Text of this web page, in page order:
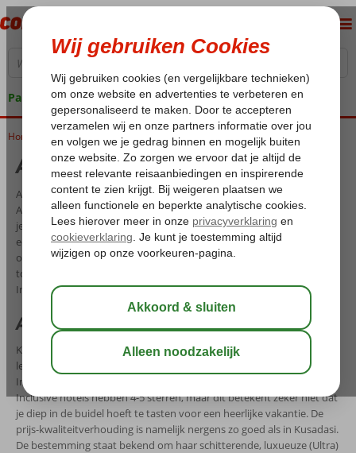
Pakketgarantie
Home All Inclusive Kusadasi
All Inclusive Kusadasi
All Inclusive vakanties naar Kusadasi boek je natuurlijk bij Corendon.
Als Turks bedrijf weten wij als geen ander welke schitterende plekken
je moet bezoeken tijdens je vakantie in Kusadasi. Wij bieden dan ook
een uitgebreid aanbod van All Inclusive hotels in de prachtige
omgeving van Kusadasi aan de Egeïsche kust. Van knusse verblijven
tot
Inclusive Kusadasi begint bij Corendon!
All Inclusive vakanties Kusadasi
Kies je voor een verborgen baai nabij Güzelçamlı of voor het
levendige centrum van Kusadasi? Waar je ook verblijft, de All
Inclusive formule in Kusadasi is altijd zeer uitgebreid. De (Ultra) All
Inclusive hotels hebben 4-5 sterren, maar dit betekent zeker niet dat
je diep in de buidel hoeft te tasten voor een heerlijke vakantie. De
prijs-kwaliteitverhouding is namelijk nergens zo goed als in Kusadasi.
De bestemming staat bekend om haar schitterende, luxueuze (Ultra)